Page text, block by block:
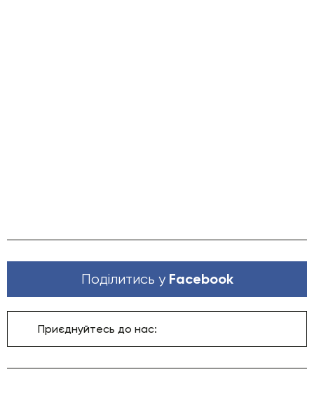
Поділитись у Facebook
Приєднуйтесь до нас: